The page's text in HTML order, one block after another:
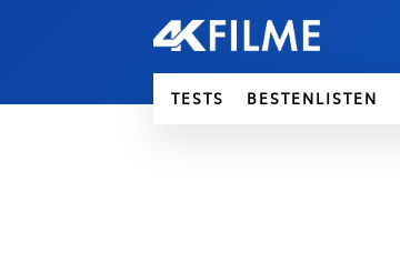
TESTS BESTENLISTEN